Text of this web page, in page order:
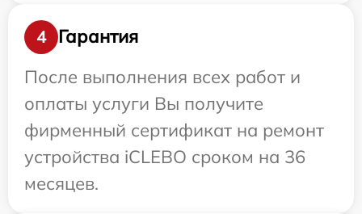
4
Гарантия
После выполнения всех работ и
оплаты услуги Вы получите
фирменный сертификат на ремонт
устройства iCLEBO сроком на 36
месяцев.